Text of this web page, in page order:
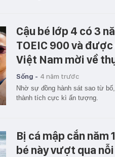
Cậu bé lớp 4 có 3
TOEIC 900 và
Việt Nam mời về
Sống - 4 năm trước
Nhờ sự đồng hành sát sao từ
thành tích cực kì ấn tượng.
Bị cá mập cắn năm
bé này vượt qua